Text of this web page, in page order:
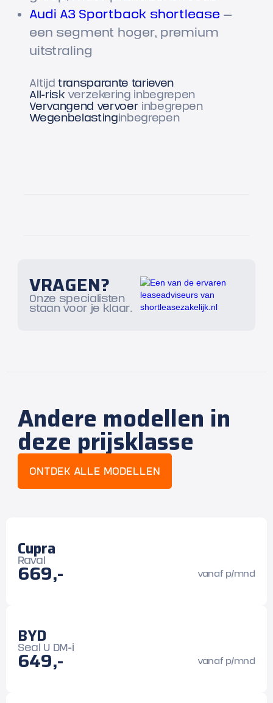
Altijd transparante tarieven
All-risk verzekering inbegrepen
Vervangend vervoer inbegrepen
Wegenbelastinginbegrepen
VRAGEN?
Onze specialisten
staan voor je klaar.
Audi A3 Sportback shortlease —
een segment hoger, premium
uitstraling
Andere modellen in
deze prijsklasse
ONTDEK ALLE MODELLEN
Cupra
Raval
669,- vanaf p/mnd
BYD
Seal U DM-i
649,- vanaf p/mnd